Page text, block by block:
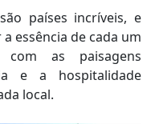
países incríveis, e
essência de cada um
com as paisagens
e a hospitalidade
local.